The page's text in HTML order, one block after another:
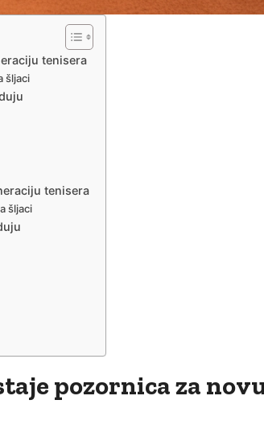
tenisera
šljaci
tenisera
šljaci
pozornica za